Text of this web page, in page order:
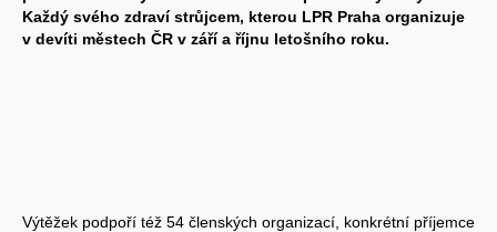
Každý svého zdraví strůjcem, kterou LPR Praha organizuje
v devíti městech ČR v září a říjnu letošního roku.
Výtěžek podpoří též 54 členských organizací, konkrétní příjemce